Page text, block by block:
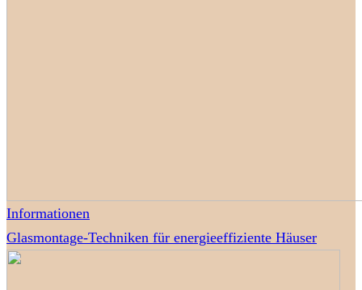
Informationen
Glasmontage-Techniken für energieeffiziente Häuser